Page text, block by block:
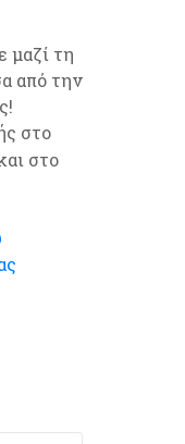
μαζί τη
από την
στο
στο